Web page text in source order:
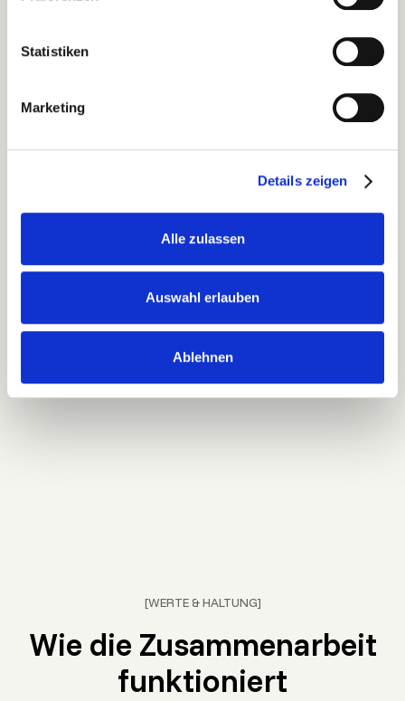
Statistiken
Marketing
Details zeigen
Alle zulassen
Auswahl erlauben
Ablehnen
Endpreis variiert je nach Anzahl Darsteller,
REALITÄTSNÄHE
[WERTE & HALTUNG]
Wie die Zusammenarbeit
funktioniert